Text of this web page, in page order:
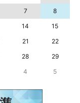
7
8
14
15
21
22
28
29
4 5